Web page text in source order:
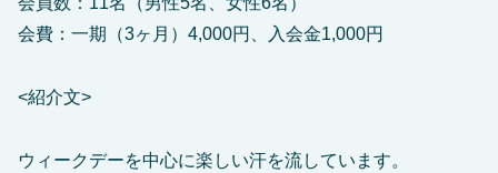
会費：一期（3ヶ月）4,000円、入会金1,000円
<紹介文>
ウィークデーを中心に楽しい汗を流しています。